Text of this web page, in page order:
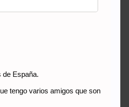
de España.
tengo varios amigos que son